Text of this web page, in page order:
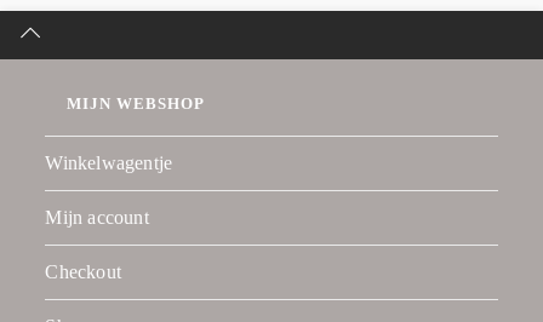
MIJN WEBSHOP
Winkelwagentje
Mijn account
Checkout